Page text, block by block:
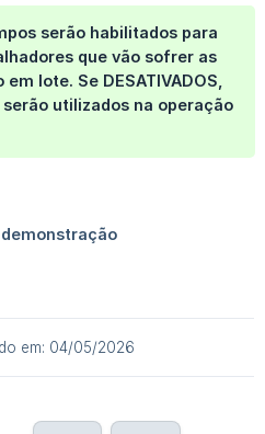
serão habilitados para
que vão sofrer as
em lote. Se DESATIVADOS
utilizados na operação
em: 04/05/2026